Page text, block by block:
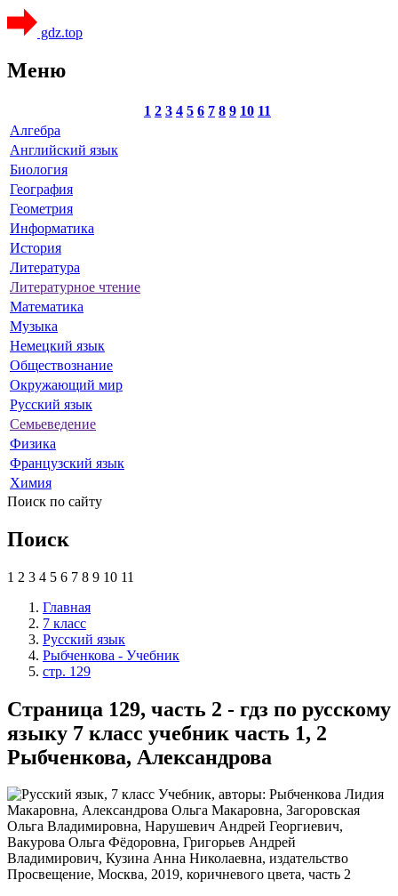
gdz.top
Меню
1 2 3 4 5 6 7 8 9 10 11
Алгебра
Английский язык
Биология
География
Геометрия
Информатика
История
Литература
Литературное чтение
Математика
Музыка
Немецкий язык
Обществознание
Окружающий мир
Русский язык
Семьеведение
Физика
Французский язык
Химия
Поиск по сайту
Поиск
1 2 3 4 5 6 7 8 9 10 11
Главная
7 класс
Русский язык
Рыбченкова - Учебник
стр. 129
Страница 129, часть 2 - гдз по русскому
языку 7 класс учебник часть 1, 2
Рыбченкова, Александрова